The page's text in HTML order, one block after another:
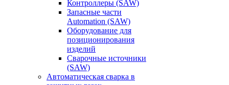
Контроллеры (SAW)
Запасные части
Automation (SAW)
Оборудование для
позиционирования
изделий
Сварочные источники
(SAW)
Автоматическая сварка в